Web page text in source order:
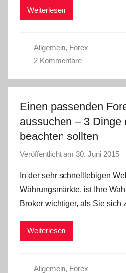
Weiterlesen
Allgemein, Forex
2 Kommentare
Einen passenden
aussuchen – 3 Dinge
beachten sollten
Veröffentlicht am 30. Juni 2015
n
a
d
In der sehr schnelllebigen
Währungsmärkte, ist Ihre
Broker wichtiger, als Sie sich
Weiterlesen
Allgemein, Forex